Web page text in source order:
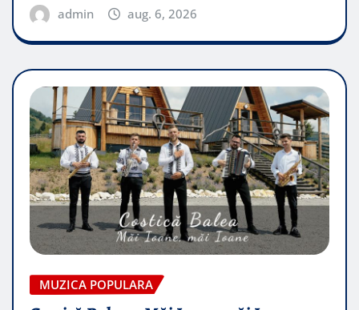
admin aug. 6, 2026
MUZICA POPULARA